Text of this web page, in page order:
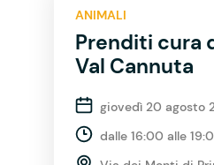
ANIMALI
Prenditi cura
Val Cannuta
giovedì 20 agosto
dalle 16:00 alle